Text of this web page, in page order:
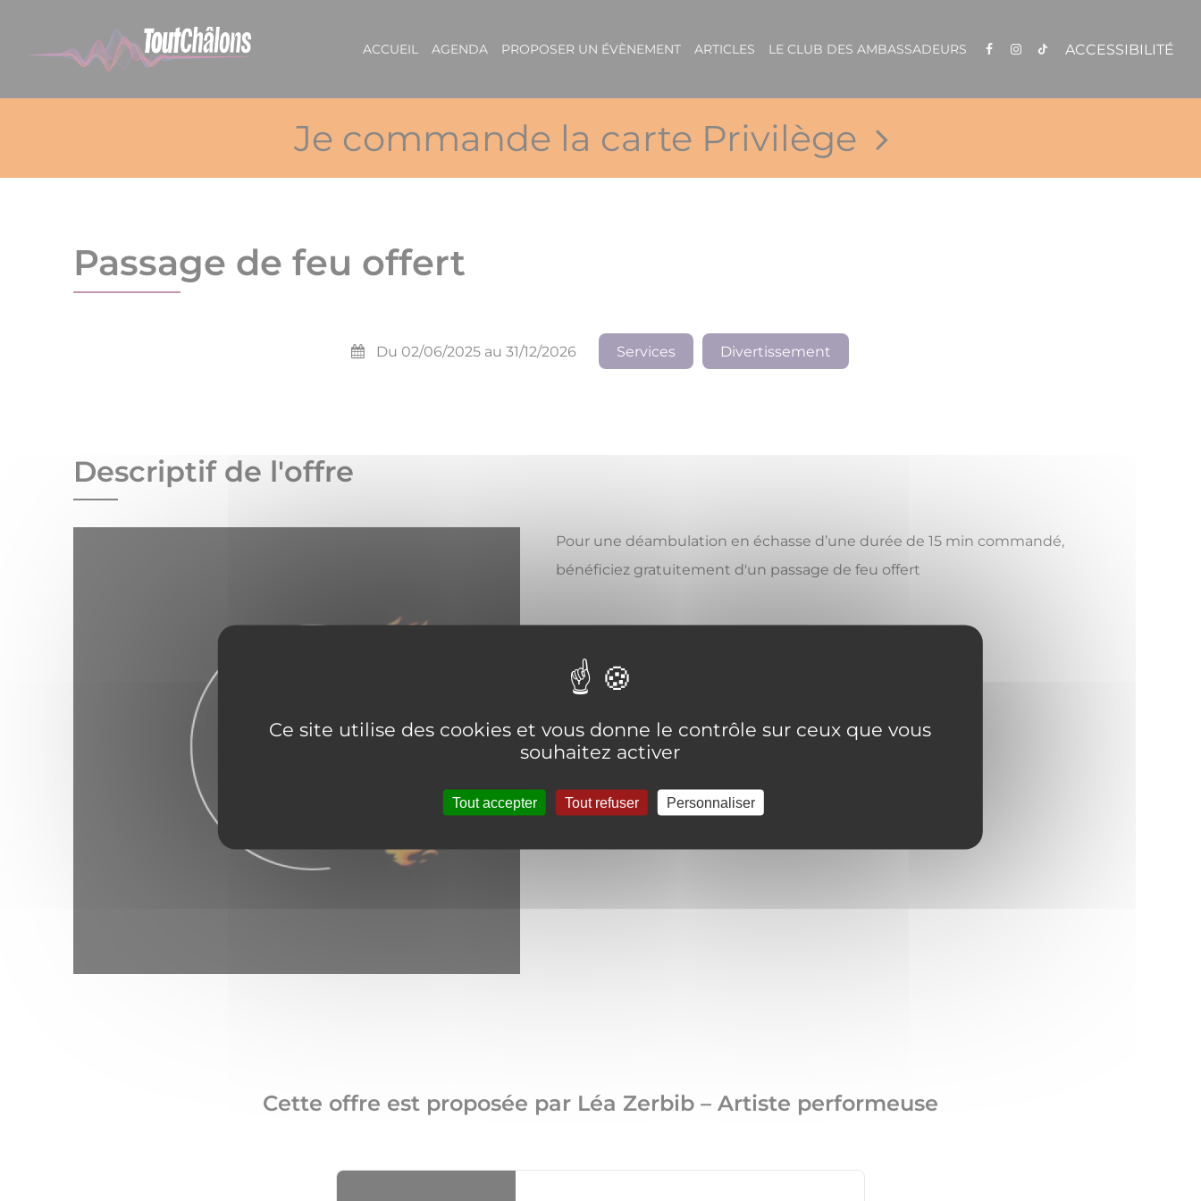
ACCUEIL AGENDA PROPOSER UN ÉVÈNEMENT ARTICLES LE CLUB DES AMBASSADEURS ACCESSIBILITÉ
Je commande la carte Privilège
Passage de feu offert
Du 02/06/2025 au 31/12/2026 Services Divertissement
Descriptif de l'offre
Pour une déambulation en échasse d’une durée de 15 min commandé,
bénéficiez gratuitement d'un passage de feu offert
Sur présentation de la Carte Ambassadeur ToutChâlons.
Cette offre est proposée par Léa Zerbib – Artiste performeuse
Ce site utilise des cookies et vous donne le contrôle sur ceux que vous
souhaitez activer
Tout accepter Tout refuser Personnaliser